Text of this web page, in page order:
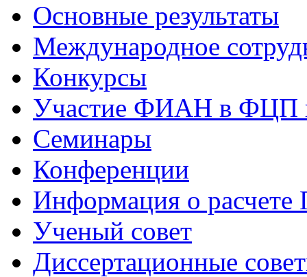
Основные результаты
Международное
Конкурсы
Участие ФИАН в ФЦП
Семинары
Конференции
Информация о
Ученый совет
Диссертационные